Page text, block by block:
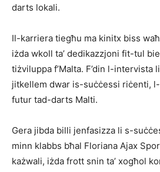
darts lokali.
Il-karriera tiegħu ma kinitx biss
iżda wkoll ta’ dedikazzjoni fit-tul
tiżviluppa f’Malta. F’din l-intervista
jitkellem dwar is-suċċessi riċenti,
futur tad-darts Malti.
Gera jibda billi jenfasizza li s-
minn klabbs bħal Floriana Ajax
każwali, iżda frott snin ta’ xogħol